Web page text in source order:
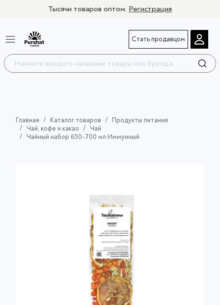
Тысячи товаров оптом. Регистрация
Стать продавцом
Главная Каталог товаров
Продукты питания
Чай, кофе и какао
Чай
Чайный набор 650-700 мл Иммунный